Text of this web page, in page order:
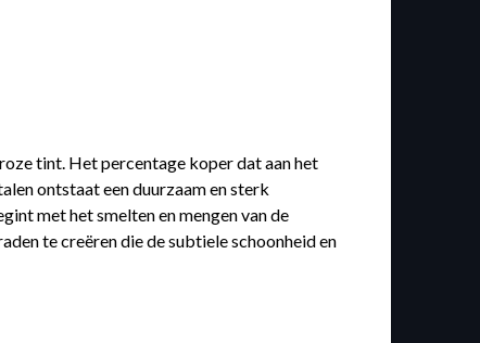
tint. Het percentage koper dat aan het
ontstaat een duurzaam en sterk
met het smelten en mengen van de
te creëren die de subtiele schoonheid en